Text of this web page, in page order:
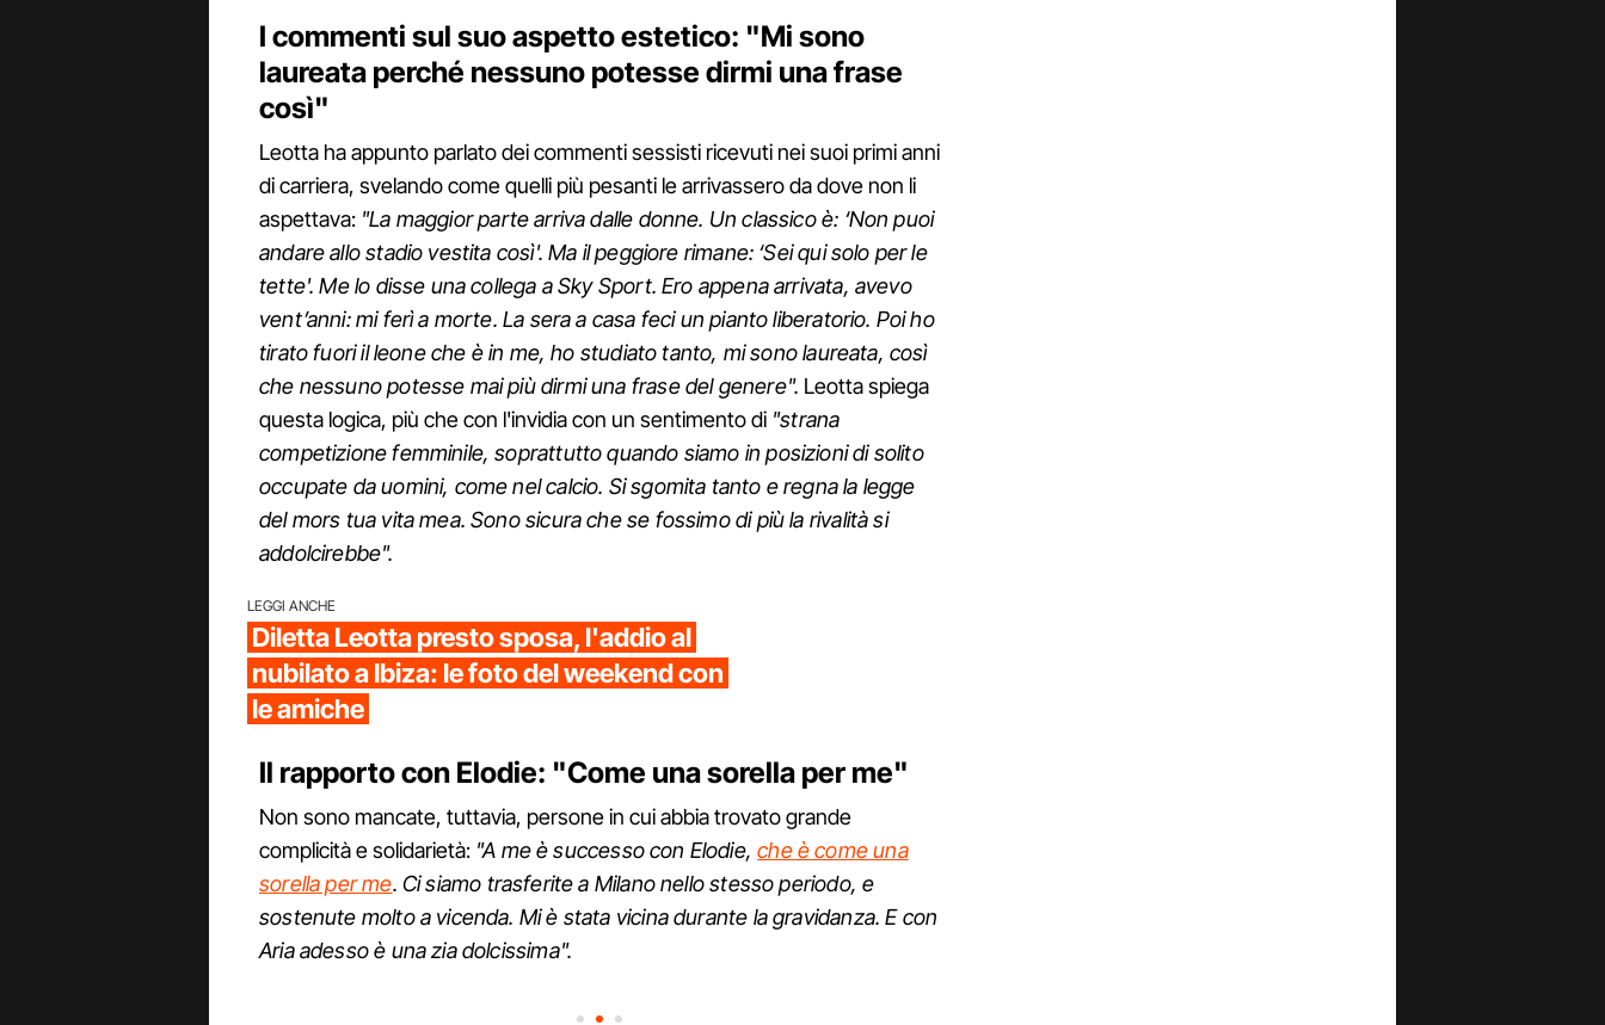
I commenti sul suo aspetto estetico: "Mi sono
laureata perché nessuno potesse dirmi una frase
così"
Leotta ha appunto parlato dei commenti sessisti ricevuti nei suoi primi anni
di carriera, svelando come quelli più pesanti le arrivassero da dove non li
aspettava: "La maggior parte arriva dalle donne. Un classico è: ‘Non puoi
andare allo stadio vestita così'. Ma il peggiore rimane: ‘Sei qui solo per le
tette'. Me lo disse una collega a Sky Sport. Ero appena arrivata, avevo
vent’anni: mi ferì a morte. La sera a casa feci un pianto liberatorio. Poi ho
tirato fuori il leone che è in me, ho studiato tanto, mi sono laureata, così
che nessuno potesse mai più dirmi una frase del genere". Leotta spiega
questa logica, più che con l'invidia con un sentimento di "strana
competizione femminile, soprattutto quando siamo in posizioni di solito
occupate da uomini, come nel calcio. Si sgomita tanto e regna la legge
del mors tua vita mea. Sono sicura che se fossimo di più la rivalità si
addolcirebbe".
LEGGI ANCHE
Diletta Leotta presto sposa, l'addio al
nubilato a Ibiza: le foto del weekend con
le amiche
Il rapporto con Elodie: "Come una sorella per me"
Non sono mancate, tuttavia, persone in cui abbia trovato grande
complicità e solidarietà: "A me è successo con Elodie,che è come una
sorella per me. Ci siamo trasferite a Milano nello stesso periodo, e
sostenute molto a vicenda. Mi è stata vicina durante la gravidanza. E con
Aria adesso è una zia dolcissima".